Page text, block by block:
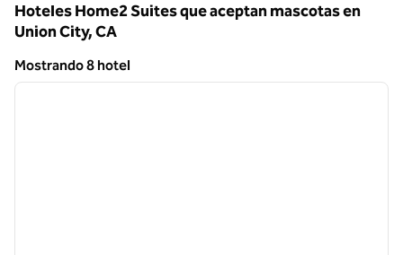
Hoteles Home2 Suites que aceptan mascotas en
Union City,CA
Mostrando 8 hotel
Mostrando 8 hotel
1 de 12